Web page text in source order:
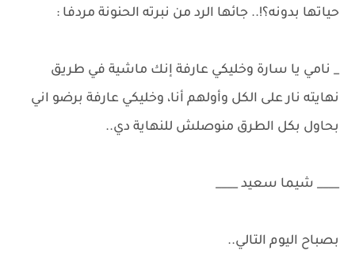
حياتها بدونه؟!.. جائها الرد من نبرته الحنونة مردفا :
_ نامي يا سارة وخليكي عارفة إنك ماشية في طريق
نهايته نار على الكل وأولهم أنا، وخليكي عارفة برضو اني
بحاول بكل الطرق منوصلش للنهاية دي..
____ شيما سعيد ____
بصباح اليوم التالي..